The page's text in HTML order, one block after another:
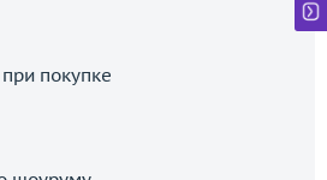
покупке